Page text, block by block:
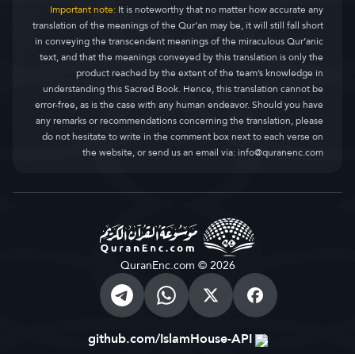
Important note:It is noteworthy that no matter how accurate any
translation of the meanings of the Qur’an may be, it will still fall short
in conveying the transcendent meanings of the miraculous Qur’anic
text, and that the meanings conveyed by this translation is only the
product reached by the extent of the team’s knowledge in
understanding this Sacred Book. Hence, this translation cannot be
error-free, as is the case with any human endeavor. Should you have
any remarks or recommendations concerning the translation, please
do not hesitate to write in the comment box next to each verse on
the website, or send us an email via:info@quranenc.com
QuranEnc.com © 2026
github.com/IslamHouse-API